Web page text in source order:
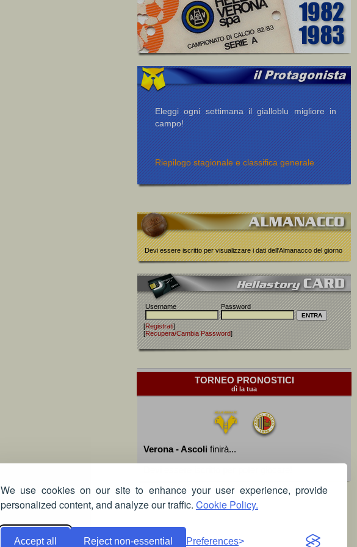
We use cookies on our site to enhance your user experience, provide
personalized content, and analyze our traffic. Cookie Policy.
Accept all Reject non-essential Preferences
Eleggi ogni settimana il gialloblu migliore in
campo!
Riepilogo stagionale e classifica generale
Devi essere iscritto per visualizzare i dati dell'Almanacco del giorno
Username Password
[Registrati]
[Recupera/Cambia Password]
TORNEO PRONOSTICI
dì la tua
Verona - Ascoli finirà...